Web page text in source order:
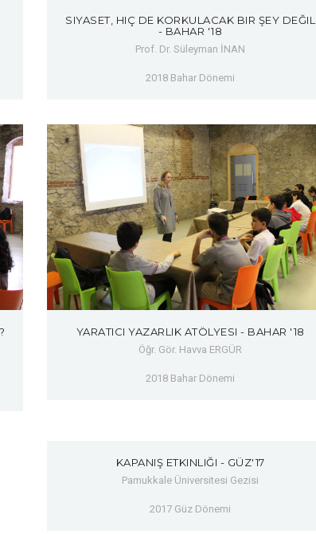
SIYASET, HIÇ DE KORKULACAK BIR ŞEY DEĞIL
- BAHAR '18
Prof. Dr. Süleyman İNAN
2018 Bahar Dönemi
YARATICI YAZARLIK ATÖLYESI - BAHAR '18
Öğr. Gör. Havva ERGÜR
2018 Bahar Dönemi
KAPANIŞ ETKINLIĞI - GÜZ'17
Pamukkale Üniversitesi Gezisi
2017 Güz Dönemi